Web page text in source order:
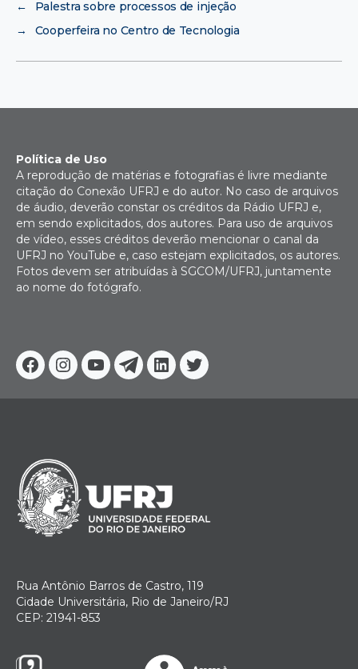
←
Palestra sobre processos de injeção
→
Cooperfeira no Centro de Tecnologia
Facebook
Instagram
YoutubeTelegram
Linkedin
Twitter
Política de Uso
A reprodução de matérias e fotografias é livre mediante
citação do Conexão UFRJ e do autor. No caso de arquivos
de áudio, deverão constar os créditos da Rádio UFRJ e,
em sendo explicitados, dos autores. Para uso de arquivos
de vídeo, esses créditos deverão mencionar o canal da
UFRJ no YouTube e, caso estejam explicitados, os autores.
Fotos devem ser atribuídas à SGCOM/UFRJ, juntamente
ao nome do fotógrafo.
Rua Antônio Barros de Castro, 119
Cidade Universitária, Rio de Janeiro/RJ
CEP: 21941-853